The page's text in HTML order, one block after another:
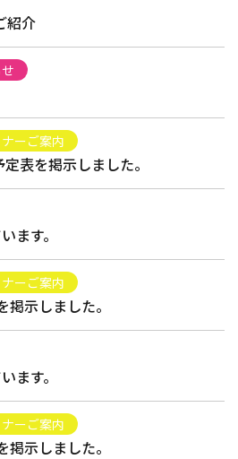
紹介
ーご案内
表を掲示しました。
ます。
ーご案内
示しました。
ます。
ーご案内
示しました。